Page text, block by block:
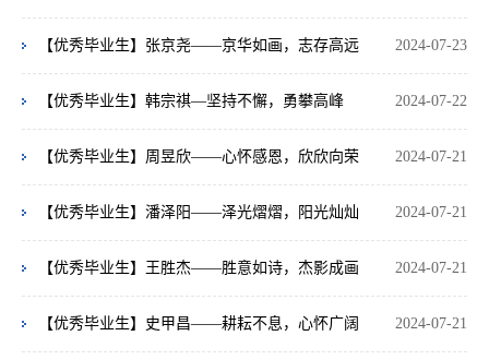
2024-07-23
【优秀毕业生】张京尧——京华如画，志存高远
2024-07-22
【优秀毕业生】韩宗祺—坚持不懈，勇攀高峰
2024-07-21
【优秀毕业生】周昱欣——心怀感恩，欣欣向荣
2024-07-21
【优秀毕业生】潘泽阳——泽光熠熠，阳光灿灿
2024-07-21
【优秀毕业生】王胜杰——胜意如诗，杰影成画
2024-07-21
【优秀毕业生】史甲昌——耕耘不息，心怀广阔